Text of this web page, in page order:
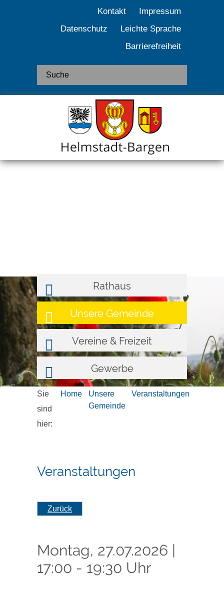
Kontakt
Impressum
Datenschutz
Leichte Sprache
Barrierefreiheit
Rathaus
Unsere Gemeinde
Vereine & Freizeit
Gewerbe
Sie
sind
hier:
Home
Unsere
Gemeinde
Veranstaltungen
Veranstaltungen
Zurück
Montag, 27.07.2026
17:00 - 19:30 Uhr